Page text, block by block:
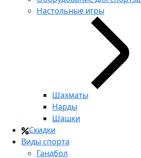
Настольные игры
Шахматы
Нарды
Шашки
Скидки
Виды спорта
Гандбол